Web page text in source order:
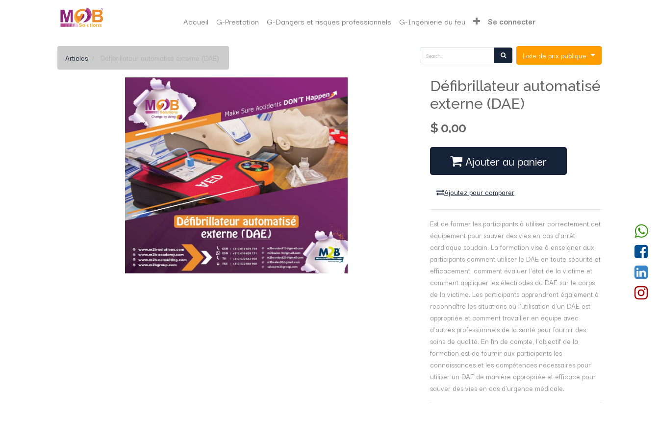
Accueil G-Prestation G-Dangers et risques professionnels G-Ingénierie du feu Se connecter
Articles Défibrillateur automatisé externe (DAE) Liste de prix publique
Défibrillateur automatisé
externe (DAE)
$ 0,00
Ajouter au panier
Ajoutez pour comparer
Est de former les participants à utiliser correctement cet
équipement pour sauver des vies en cas d'arrêt
cardiaque soudain. La formation vise à enseigner aux
participants comment utiliser le DAE en toute sécurité et
efficacement, comment évaluer l'état de la victime et
comment appliquer les électrodes du DAE sur le corps
de la victime. Les participants apprendront également à
reconnaître les situations où l'utilisation d'un DAE est
appropriée et comment travailler en équipe avec
d'autres professionnels de la santé pour fournir des
soins de qualité. En fin de compte, l'objectif de la
formation est de fournir aux participants les
connaissances et les compétences nécessaires pour
utiliser un DAE de manière appropriée et efficace pour
sauver des vies en cas d'urgence médicale.